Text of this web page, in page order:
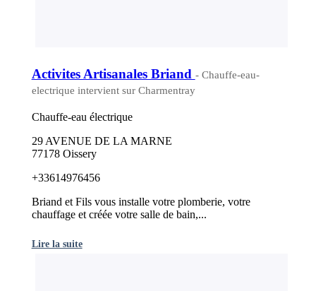
Activites Artisanales Briand - Chauffe-eau-
electrique intervient sur Charmentray
Chauffe-eau électrique
29 AVENUE DE LA MARNE
77178 Oissery
+33614976456
Briand et Fils vous installe votre plomberie, votre
chauffage et créée votre salle de bain,...
Lire la suite